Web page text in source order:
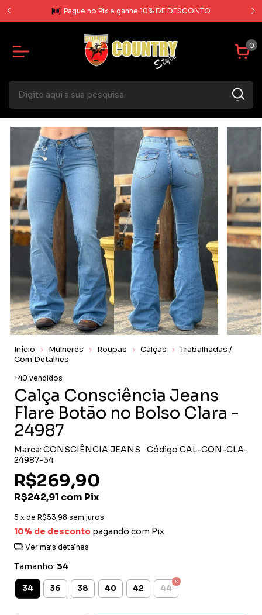
Pague no Pix e ganhe 10% DE DESCONTO
0
Início Mulheres Roupas Calças
Trabalhadas /
Com Detalhes
+40 vendidos
Calça Consciência Jeans
Flare Botão no Bolso Clara -
24987
Marca: CONSCIÊNCIA JEANS Código CAL-CON-CLA-
24987-34
R$269,90
R$242,91 com Pix
5 x de R$53,98 sem juros
10% de desconto pagando com Pix
Ver mais detalhes
Tamanho: 34
34 36 38 40 42 44